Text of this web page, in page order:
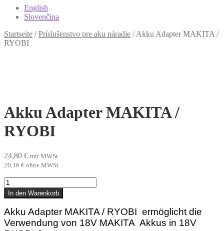
English
Slovenčina
Startseite /Príslušenstvo pre aku náradie /Akku Adapter MAKITA /
RYOBI
Akku Adapter MAKITA /
RYOBI
24,80 € mit MWSt.
20,16 € ohne MWSt.
Akku
Adapter
MAKITA
RYOBI
Menge
In den Warenkorb
Akku Adapter MAKITA / RYOBI ermöglicht die
Verwendung von 18V MAKITA Akkus in 18V